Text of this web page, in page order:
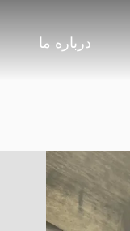
درباره ما